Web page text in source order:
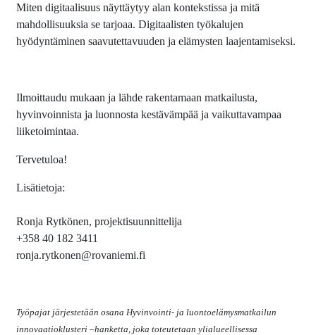
Miten digitaalisuus näyttäytyy alan kontekstissa ja mitä
mahdollisuuksia se tarjoaa. Digitaalisten työkalujen
hyödyntäminen saavutettavuuden ja elämysten laajentamiseksi.
Ilmoittaudu mukaan ja lähde rakentamaan matkailusta,
hyvinvoinnista ja luonnosta kestävämpää ja vaikuttavampaa
liiketoimintaa.
Tervetuloa!
Lisätietoja:
Ronja Rytkönen, projektisuunnittelija
+358 40 182 3411
ronja.rytkonen@rovaniemi.fi
Työpajat järjestetään osana Hyvinvointi- ja luontoelämysmatkailun
innovaatioklusteri –hanketta, joka toteutetaan ylialueellisessa